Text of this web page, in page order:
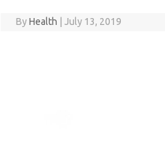
ByHealth July 13, 2019